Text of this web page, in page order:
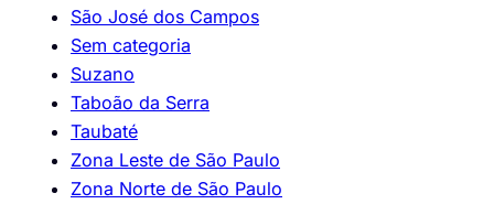
São José dos Campos
Sem categoria
Suzano
Taboão da Serra
Taubaté
Zona Leste de São Paulo
Zona Norte de São Paulo